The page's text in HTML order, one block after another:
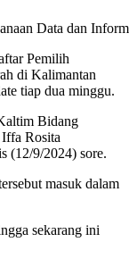
Data dan
Pemilih
di Kalimantan
tiap dua minggu.
Bidang
Rosita
(12/9/2024) sore.
masuk dalam
sekarang ini